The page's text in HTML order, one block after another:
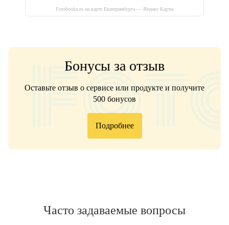
Fotobooka.ru на карте Екатеринбурга — Яндекс Карты
Бонусы за отзыв
Оставьте отзыв о сервисе или продукте и получите
500 бонусов
Подробнее
Часто задаваемые вопросы